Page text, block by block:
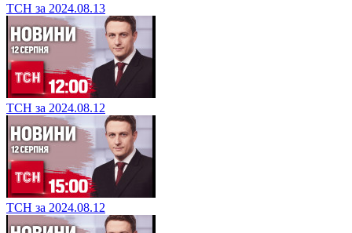
ТСН за 2024.08.13
ТСН за 2024.08.12
ТСН за 2024.08.12